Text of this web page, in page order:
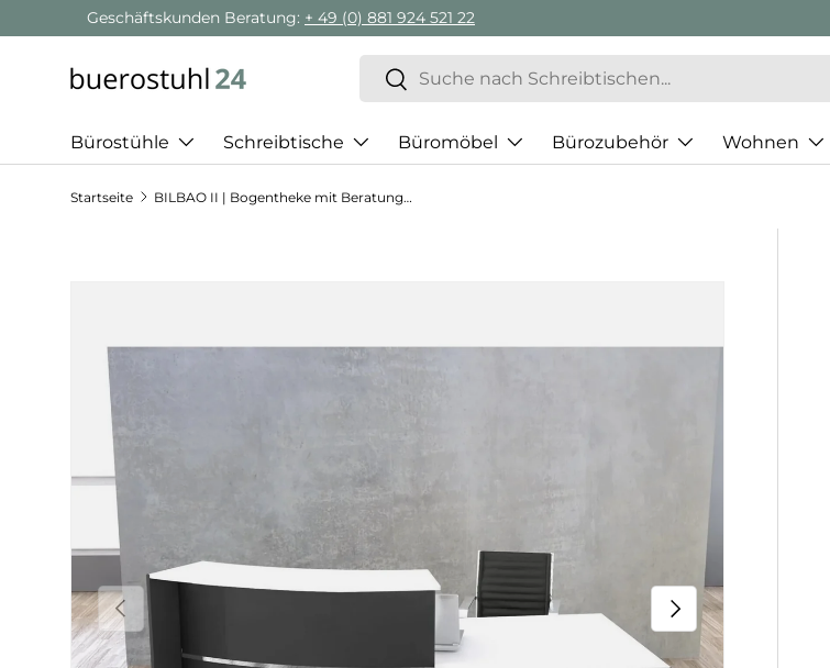
Direkt zum Inhalt
Geschäftskunden Beratung:+ 49 (0) 881 924 521 22
Suchen
Suchen
Bürostühle Schreibtische Büromöbel Bürozubehör Wohnen
Startseite BILBAO II | Bogentheke mit Beratungsplatz - Empfangstheke
Vorherige Nächste